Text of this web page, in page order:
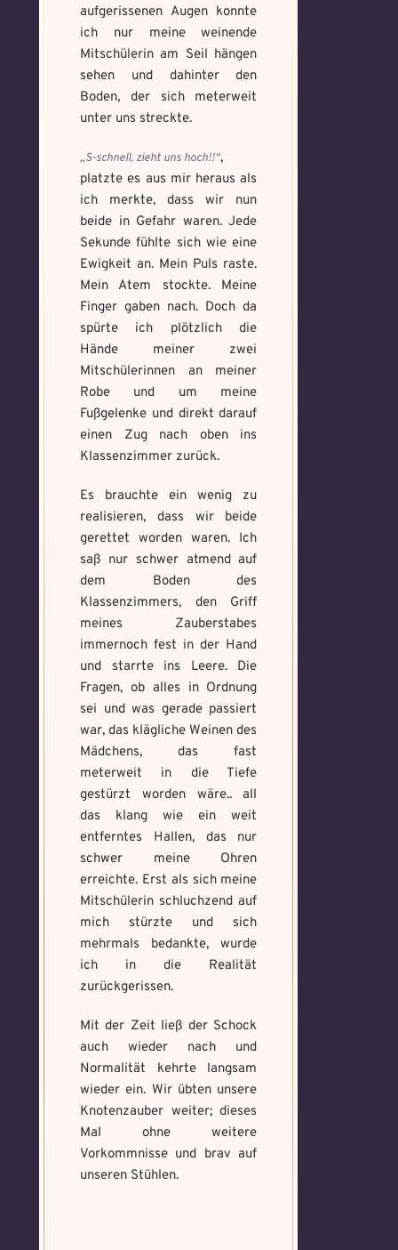
aufgerissenen Augen konnte
ich nur meine weinende
Mitschülerin am Seil hängen
sehen und dahinter den
Boden, der sich meterweit
unter uns streckte.
„S-schnell, zieht uns hoch!!“,
platzte es aus mir heraus als
ich merkte, dass wir nun
beide in Gefahr waren. Jede
Sekunde fühlte sich wie eine
Ewigkeit an. Mein Puls raste.
Mein Atem stockte. Meine
Finger gaben nach. Doch da
spürte ich plötzlich die
Hände meiner zwei
Mitschülerinnen an meiner
Robe und um meine
Fußgelenke und direkt darauf
einen Zug nach oben ins
Klassenzimmer zurück.
Es brauchte ein wenig zu
realisieren, dass wir beide
gerettet worden waren. Ich
saß nur schwer atmend auf
dem Boden des
Klassenzimmers, den Griff
meines Zauberstabes
immernoch fest in der Hand
und starrte ins Leere. Die
Fragen, ob alles in Ordnung
sei und was gerade passiert
war, das klägliche Weinen des
Mädchens, das fast
meterweit in die Tiefe
gestürzt worden wäre.. all
das klang wie ein weit
entferntes Hallen, das nur
schwer meine Ohren
erreichte. Erst als sich meine
Mitschülerin schluchzend auf
mich stürzte und sich
mehrmals bedankte, wurde
ich in die Realität
zurückgerissen.
Mit der Zeit ließ der Schock
auch wieder nach und
Normalität kehrte langsam
wieder ein. Wir übten unsere
Knotenzauber weiter; dieses
Mal ohne weitere
Vorkommnisse und brav auf
unseren Stühlen.
Mandala senden
types: gif,jpeg,png,jpg,pdf | Min
number of file: 1
Select Files
Absenden
https://mondaymandala.com/m/
Memory Screenshot
senden
types: gif,jpeg,png,jpg,pdf | Min
number of file: 1
Absenden
Absenden